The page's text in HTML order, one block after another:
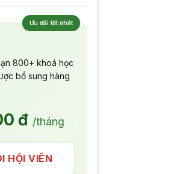
Ưu đãi tốt nhất
800+ khoá học
bổ sung hàng
đ /tháng
HỘI VIÊN